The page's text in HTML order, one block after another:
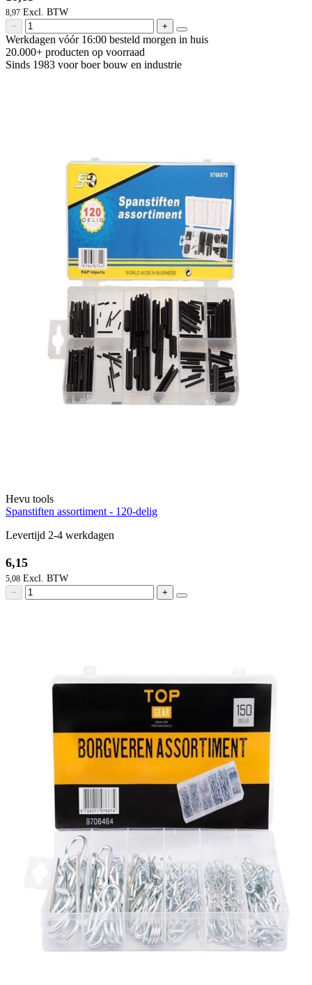
8,97
− +
Werkdagen vóór 16:00 besteld morgen in huis
20.000+ producten op voorraad
Sinds 1983 voor boerbouw en industrie
Hevu tools
Spanstiften assortiment - 120-delig
Levertijd 2-4 werkdagen
6,15
5,08
− +